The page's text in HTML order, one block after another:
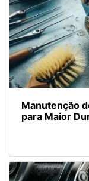
Manutenção
para Maior